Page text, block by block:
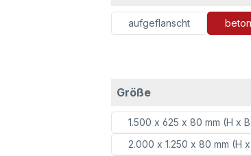
aufgeflanscht
Größeauswählen
1.500 x 625 x 80 mm (H x
2.000 x 1.250 x 80 mm (H